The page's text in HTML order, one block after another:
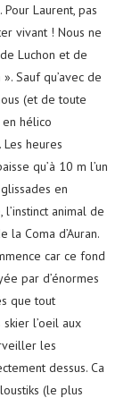
Laurent, pas
vivant ! Nous ne
Luchon et de
Sauf qu’avec de
(et de toute
hélico
heures
qu’à 10 m l’un
en
animal de
la Coma d’Auran.
car ce fond
par d’énormes
que tout
l’oeil aux
les
dessus. Ca
(le plus